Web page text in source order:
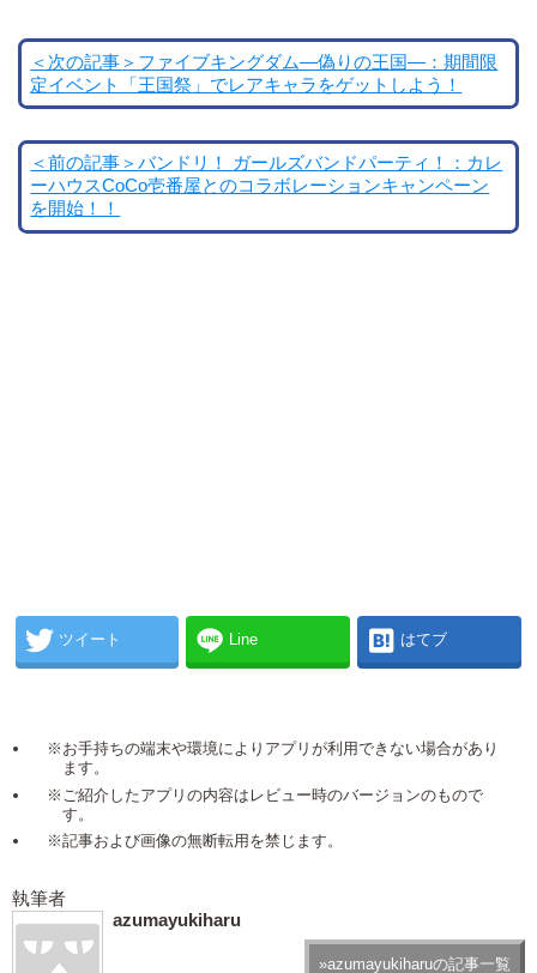
＜次の記事＞ファイブキングダム―偽りの王国―：期間限
定イベント「王国祭」でレアキャラをゲットしよう！
＜前の記事＞バンドリ！ ガールズバンドパーティ！：カレ
ーハウスCoCo壱番屋とのコラボレーションキャンペーン
を開始！！
ツイート Line はてブ
※お手持ちの端末や環境によりアプリが利用できない場合があり
ます。
※ご紹介したアプリの内容はレビュー時のバージョンのもので
す。
※記事および画像の無断転用を禁じます。
執筆者
azumayukiharu
»azumayukiharuの記事一覧